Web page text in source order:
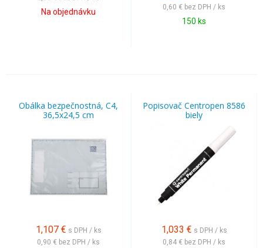
Na objednávku
0,60 € bez DPH / ks
150 ks
Obálka bezpečnostná, C4,
36,5x24,5 cm
1,107 € s DPH / ks
0,90 € bez DPH / ks
Popisovač Centropen 8586
biely
1,033 € s DPH / ks
0,84 € bez DPH / ks